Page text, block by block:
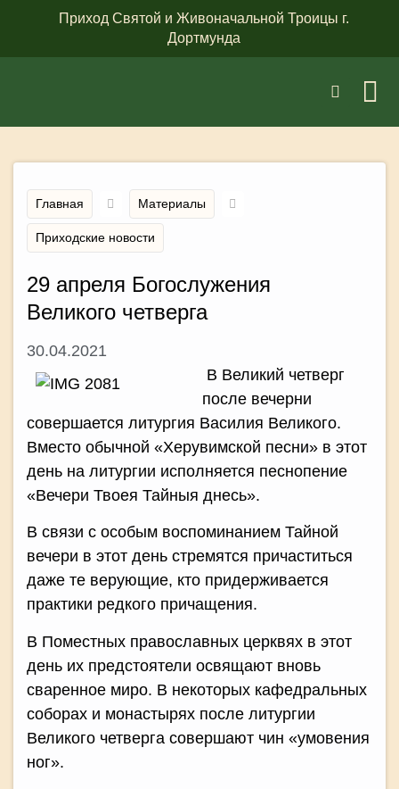
Приход Святой и Живоначальной Троицы г.
Дортмунда
Главная Материалы
Приходские новости
29 апреля Богослужения
Великого четверга
30.04.2021
В Великий четверг
после вечерни
совершается литургия Василия Великого.
Вместо обычной «Херувимской песни» в этот
день на литургии исполняется песнопение
«Вечери Твоея Тайныя днесь».
В связи с особым воспоминанием Тайной
вечери в этот день стремятся причаститься
даже те верующие, кто придерживается
практики редкого причащения.
В Поместных православных церквях в этот
день их предстоятели освящают вновь
сваренное миро. В некоторых кафедральных
соборах и монастырях после литургии
Великого четверга совершают чин «умовения
ног».